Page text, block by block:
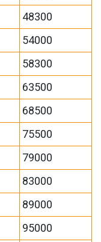
48300
54000
58300
63500
68500
75500
79000
83000
89000
95000